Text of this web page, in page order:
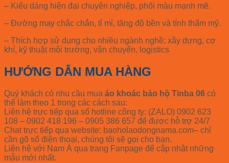
– Kiểu dáng hiện đại chuyên nghiệp, phối màu mạnh mẽ.
– Đường may chắc chắn, tỉ mỉ, tăng độ bền và tính thẩm mỹ.
– Thích hợp sử dụng cho nhiều ngành nghề: xây dựng, cơ
khí, kỹ thuật môi trường, vận chuyển, logistics
HƯỚNG DẪN MUA HÀNG
Quý khách có nhu cầu mua áo khoác bảo hộ Tinba 06 có
thể làm theo 1 trong các cách sau:
Liên hệ trực tiếp qua số hotline công ty: (ZALO) 0902 623
108 – 0902 418 196 – 0905 386 657 để được hỗ trợ 24/7
Chat trực tiếp qua website: baoholaodongnama.com– chỉ
cần gõ số điện thoại, chúng tôi sẽ gọi cho bạn.
Liên hệ với Nam Á qua trang Fanpage để cập nhật những
mẫu mới nhất.